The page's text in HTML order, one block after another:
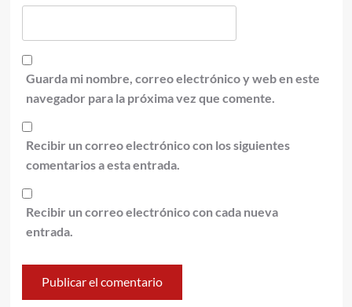
Guarda mi nombre, correo electrónico y web en este
navegador para la próxima vez que comente.
Recibir un correo electrónico con los siguientes
comentarios a esta entrada.
Recibir un correo electrónico con cada nueva
entrada.